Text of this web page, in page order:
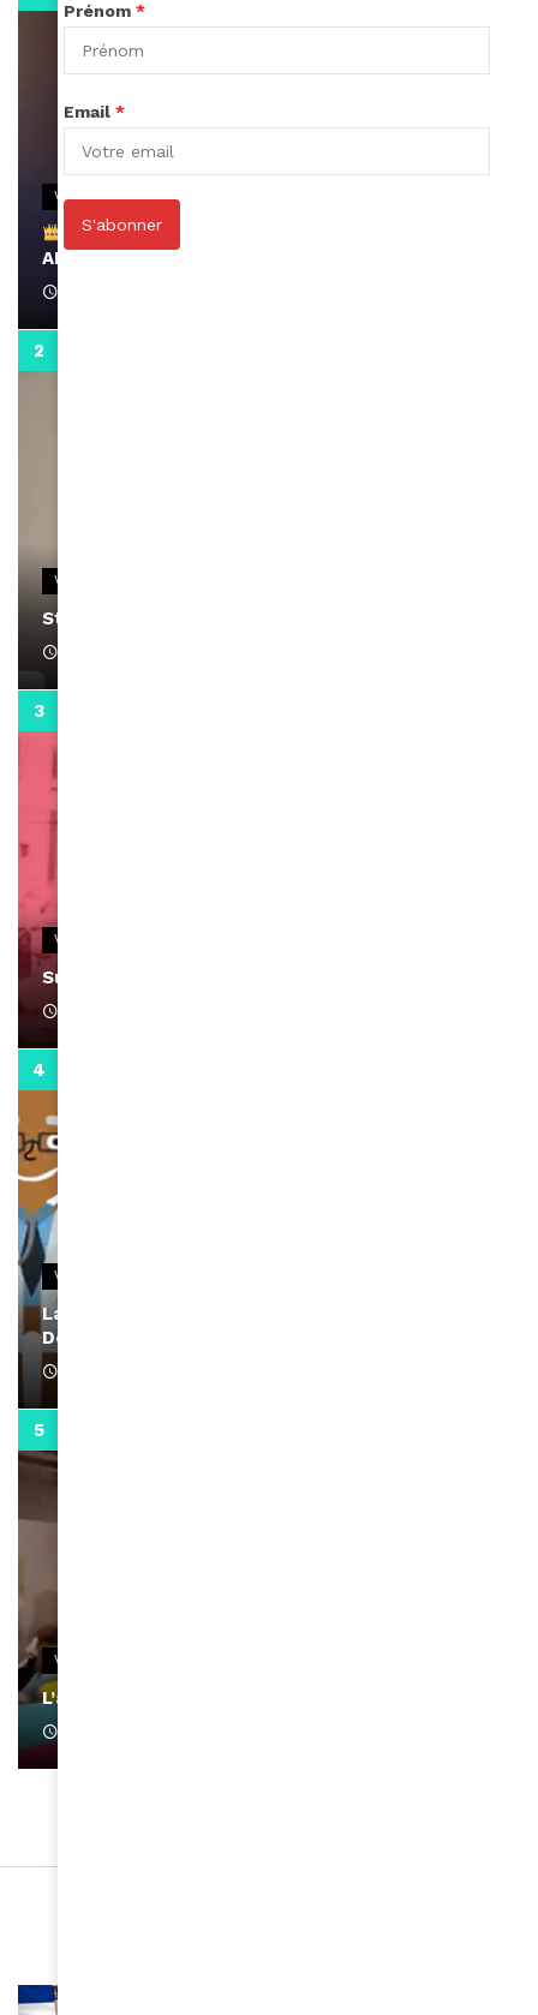
VIDEOS
Remerciements à Ayden pour son message sur
AMINA, le Magazine de la Femme
VIDEOS
Stacy passe un message
VIDEOS
Support Black Business Wee-kend
VIDEOS
La rubrique santé speciale coronavirus du
Docteur Makanda
VIDEOS
L’artiste Yoan s’exprime
Prénom *
Email *
S'abonner